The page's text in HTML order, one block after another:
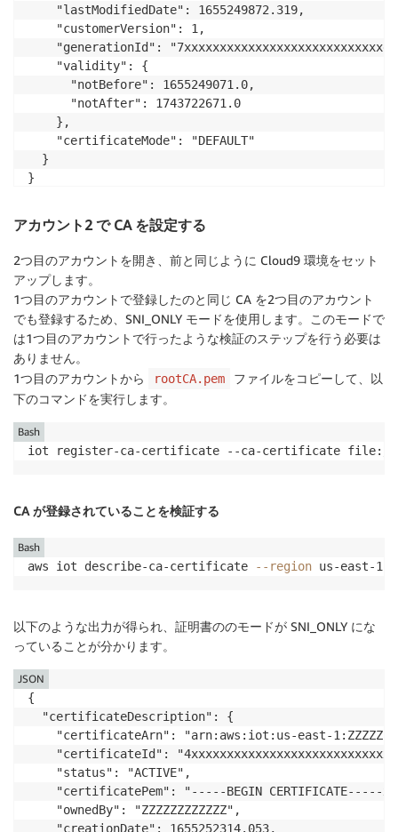
    "lastModifiedDate": 1655249872.319,
    "customerVersion": 1,
"generationId":
    "validity": {
      "notBefore": 1655249071.0,
      "notAfter": 1743722671.0
    },
    "certificateMode": "DEFAULT"
  }
}
アカウント2 で CA を設定する
2つ目のアカウントを開き、前と同じように Cloud9 環境をセット
アップします。
1つ目のアカウントで登録したのと同じ CA を2つ目のアカウント
でも登録するため、SNI_ONLY モードを使用します。このモードで
は1つ目のアカウントで行ったような検証のステップを行う必要は
ありません。
1つ目のアカウントから
rootCA.pem
ファイルをコピーして、以
下のコマンドを実行します。
iot register-ca-certificate --ca-certificate file://
Bash
CA が登録されていることを検証する
aws iot describe-ca-certificate --region us-east-
Bash
以下のような出力が得られ、証明書ののモードが SNI_ONLY にな
っていることが分かります。
{
  "certificateDescription": {
"certificateArn": "arn:aws:iot:us-east-
"certificateId":
    "status": "ACTIVE",
"certificatePem": "-----BEGIN CERTIFICATE-----
    "ownedBy": "ZZZZZZZZZZZZ",
    "creationDate": 1655252314.053,
JSON